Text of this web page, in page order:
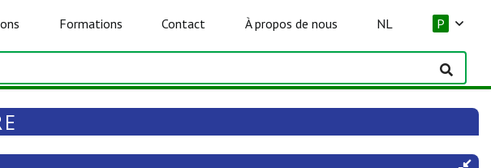
Formations Contact À propos de nous NL P